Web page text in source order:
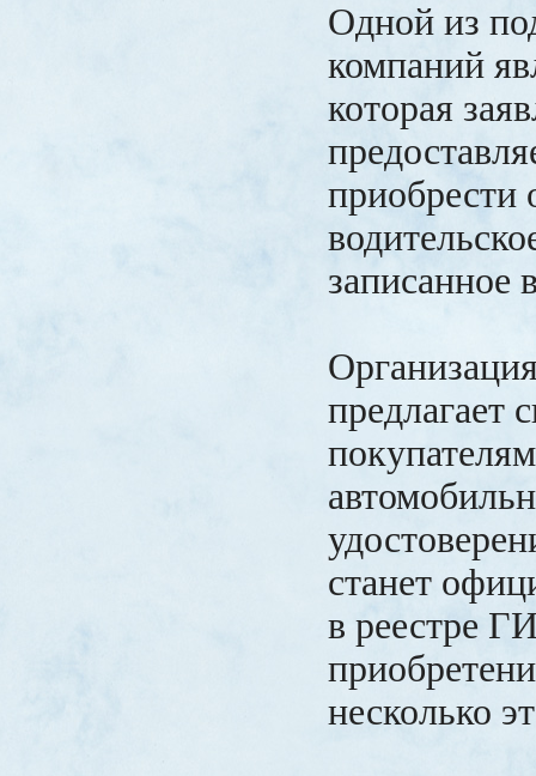
Одной из
компаний
которая
приобрести
записанное
предлагает
станет
в реестре
несколько